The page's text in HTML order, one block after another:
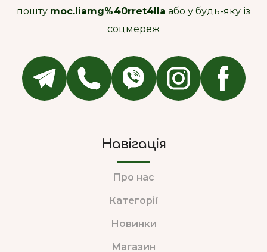
пошту moc.liamg%40rret4lla або у будь-яку із
соцмереж
Навігація
Про нас
Категорії
Новинки
Магазин